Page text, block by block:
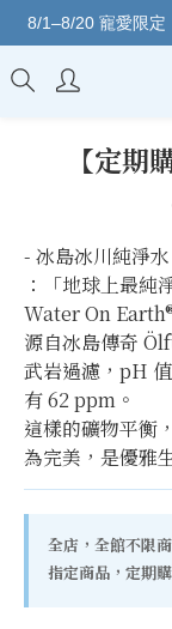
【定期
- 冰島冰川純淨
：「地球上最
Water On Earth®
源自冰島傳奇
武岩過濾，pH
有 62 ppm。
這樣的礦物平衡
為完美，是優雅
全店，全館不限
指定商品，定期
8/1–8/20 寵愛限定